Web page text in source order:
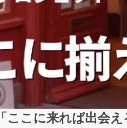
こに来れば出会え